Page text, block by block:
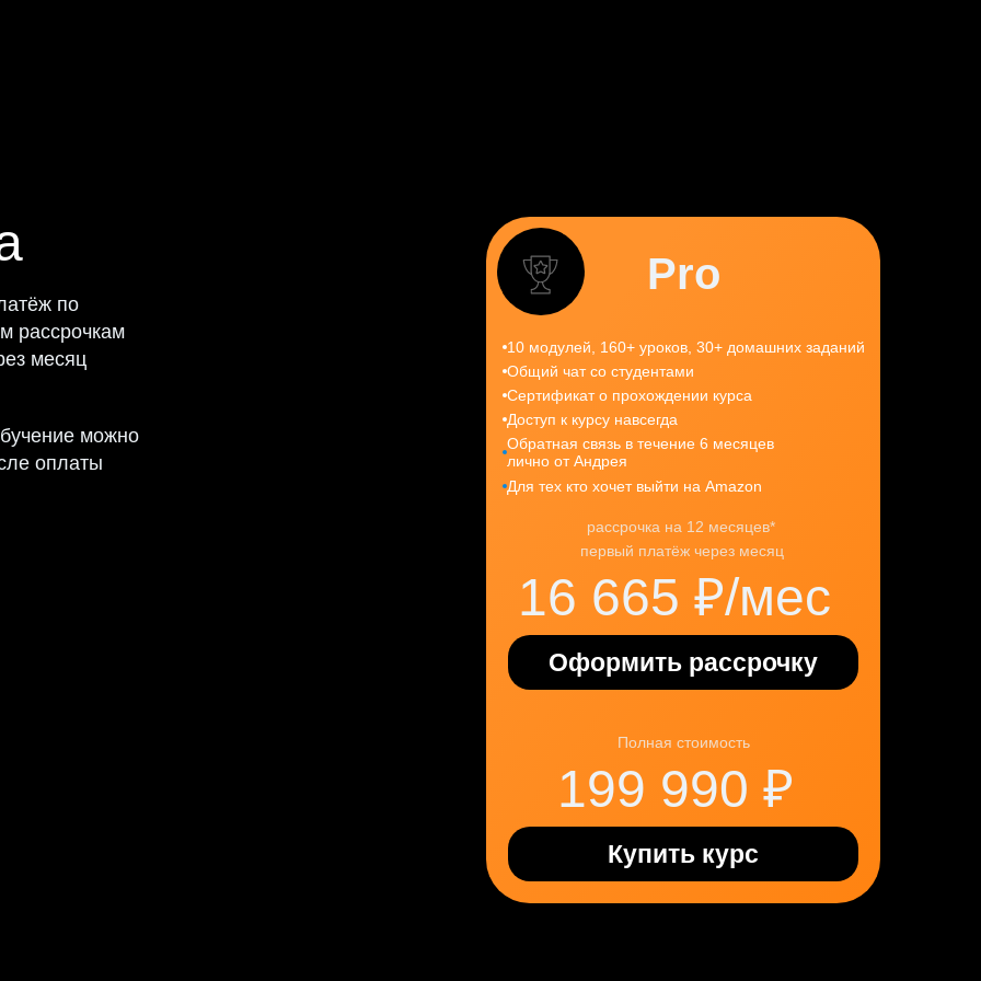
16 665 ₽/мес
199 990 ₽
Pro
Полная стоимость
рассрочка на 12 месяцев*
Купить курс
Оформить рассрочку
первый платёж через месяц
Для тех кто хочет выйти на Amazon
Обратная связь в течение 6 месяцев
лично от Андрея
Доступ к курсу навсегда
Сертификат о прохождении курса
Общий чат со студентами
10 модулей, 160+ уроков, 30+ домашних заданий
можно
оплаты
по
рассрочкам
месяц